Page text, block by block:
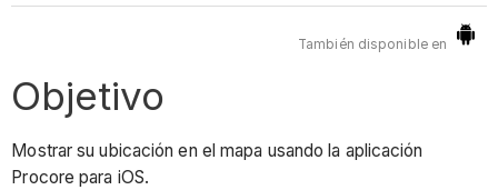
También disponible en
Objetivo
Mostrar su ubicación en el mapa usando la aplicación
Procore para iOS.